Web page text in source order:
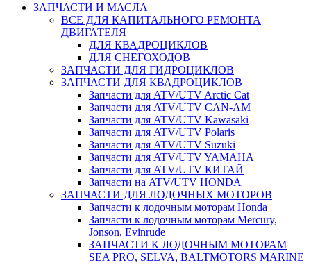
ЗАПЧАСТИ И МАСЛА
ВСЕ ДЛЯ КАПИТАЛЬНОГО РЕМОНТА
ДВИГАТЕЛЯ
ДЛЯ КВАДРОЦИКЛОВ
ДЛЯ СНЕГОХОДОВ
ЗАПЧАСТИ ДЛЯ ГИДРОЦИКЛОВ
ЗАПЧАСТИ ДЛЯ КВАДРОЦИКЛОВ
Запчасти для ATV/UTV Arctic Cat
Запчасти для ATV/UTV CAN-AM
Запчасти для ATV/UTV Kawasaki
Запчасти для ATV/UTV Polaris
Запчасти для ATV/UTV Suzuki
Запчасти для ATV/UTV YAMAHA
Запчасти для ATV/UTV КИТАЙ
Запчасти на ATV/UTV HONDA
ЗАПЧАСТИ ДЛЯ ЛОДОЧНЫХ МОТОРОВ
Запчасти к лодочным моторам Honda
Запчасти к лодочным моторам Mercury,
Jonson, Evinrude
ЗАПЧАСТИ К ЛОДОЧНЫМ МОТОРАМ
SEA PRO, SELVA, BALTMOTORS MARINE